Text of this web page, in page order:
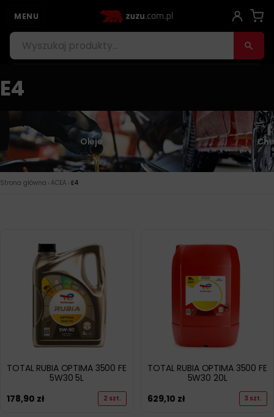
MENU
E4
Oleje
Strona główna › ACEA › E4
TOTAL RUBIA OPTIMA 3500 FE
5W30 5L
178,90 zł 2 szt.
TOTAL RUBIA OPTIMA 3500 FE
5W30 20L
629,10 zł 3 szt.